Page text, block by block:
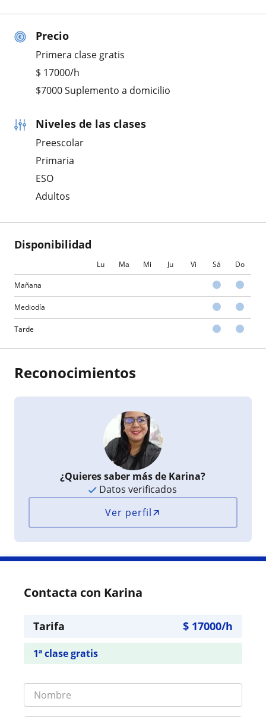
Precio
Primera clase gratis
$ 17000/h
$7000 Suplemento a domicilio
Niveles de las clases
Preescolar
Primaria
ESO
Adultos
Disponibilidad
Lu Ma Mi Ju Vi Sá Do
Mañana
Mediodía
Tarde
Reconocimientos
¿Quieres saber más de Karina?
Datos verificados
Ver perfil
Contacta con Karina
Tarifa $ 17000/h
1ª clase gratis